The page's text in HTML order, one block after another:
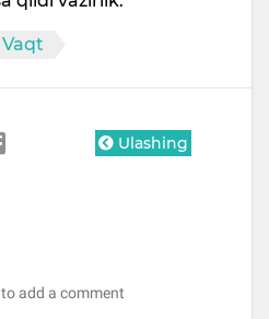
Vaqt
Ulashing